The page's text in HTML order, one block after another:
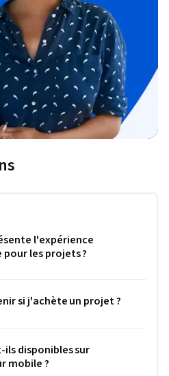
l'expérience
les projets ?
si j'achète un projet ?
disponibles sur
mobile ?